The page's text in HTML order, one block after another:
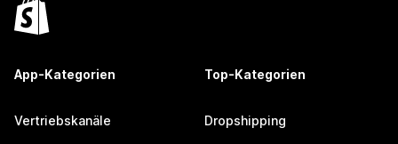
App-Kategorien
Vertriebskanäle
Top-Kategorien
Dropshipping